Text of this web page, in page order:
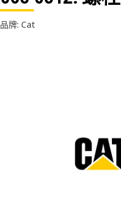
品牌: Cat